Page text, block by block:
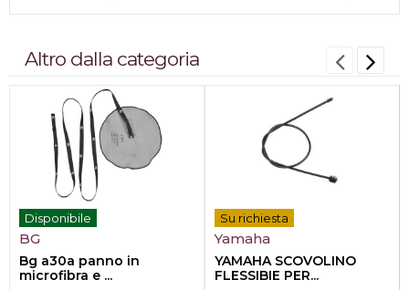
Altro dalla categoria
Disponibile
BG
Bg a30a panno in
microfibra e ...
Su richiesta
Yamaha
YAMAHA SCOVOLINO
FLESSIBIE PER...